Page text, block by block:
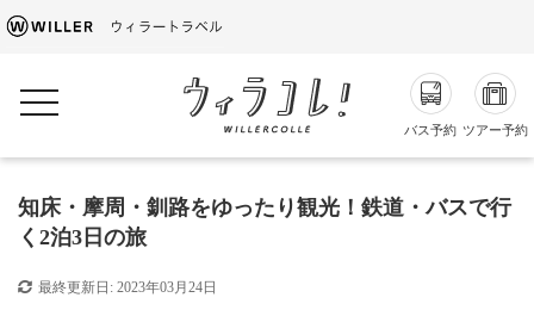
バス予約 ツアー予約
toggle navigation
知床・摩周・釧路をゆったり観光！鉄道・バスで行
く2泊3日の旅
最終更新日: 2023年03月24日